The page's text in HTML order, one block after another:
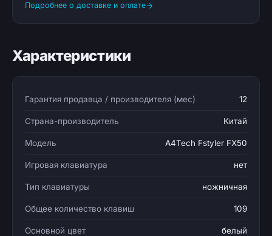
Подробнее о доставке и оплате
Характеристики
Гарантия продавца / производителя (мес) 12
Страна-производитель Китай
Модель A4Tech Fstyler FX50
Игровая клавиатура нет
Тип клавиатуры ножничная
Общее количество клавиш 109
Основной цвет белый